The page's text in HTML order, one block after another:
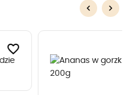
Poprzedni
keyboard_arrow_left keyboard_arrow_right
favorite_border